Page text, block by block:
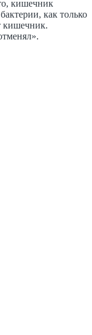
кишечник
как только
кишечник.